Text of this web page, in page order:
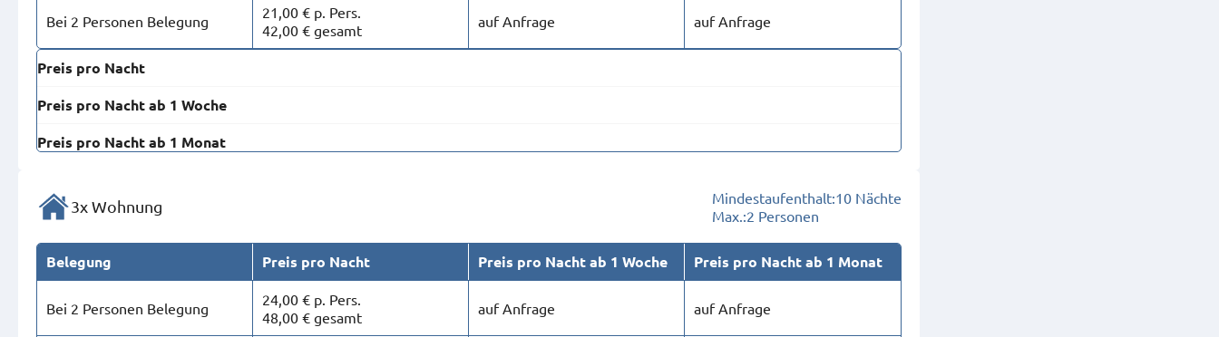
Bei 2 Personen Belegung
21,00 € p. Pers.
42,00 € gesamt
auf Anfrage auf Anfrage
Preis pro Nacht
Preis pro Nacht ab 1 Woche
Preis pro Nacht ab 1 Monat
3x Wohnung Mindestaufenthalt:10 Nächte
Max.:2 Personen
Belegung Preis pro Nacht Preis pro Nacht ab 1 Woche Preis pro Nacht ab 1 Monat
Bei 2 Personen Belegung
24,00 € p. Pers.
48,00 € gesamt
auf Anfrage auf Anfrage